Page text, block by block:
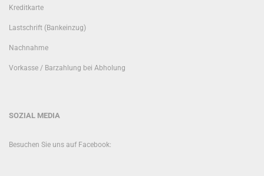
Kreditkarte
Lastschrift (Bankeinzug)
Nachnahme
Vorkasse / Barzahlung bei Abholung
SOZIAL MEDIA
Besuchen Sie uns auf Facebook: